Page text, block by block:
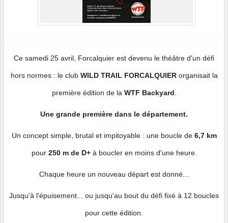
Ce samedi 25 avril, Forcalquier est devenu le théâtre d'un défi
hors normes : le club WILD TRAIL FORCALQUIERorganisait la
première édition de la WTF Backyard
Une grande première dans le département.
Un concept simple, brutal et impitoyable : une boucle de 6,7 km
pour 250 m de D+à boucler en moins d'une heure.
Chaque heure un nouveau départ est donné...
Jusqu'à l'épuisement... ou jusqu'au bout du défi fixé à 12 boucles
pour cette édition.